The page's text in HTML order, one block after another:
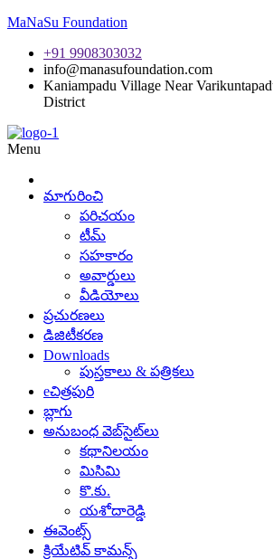
MaNaSu Foundation
+91 9908303032
info@manasufoundation.com
Kaniampadu Village Near
District
Menu
మాగురించి
పరిచయం
టీమ్
సహకారం
అవార్డులు
వీడియోలు
ప్రచురణలు
డిజిటీకరణ
Downloads
పుస్తకాలు & పత్రికలు
eచిత్రపురి
బ్లాగు
అనుబంధ వెబ్‌సైట్‌లు
కథానిలయం
మిసిమి
కొ.కు.
యశోదారెడ్డి
ఈవెంట్స్
క్రియేటివ్ కామన్స్